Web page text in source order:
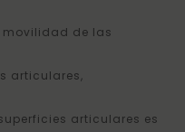
movilidad de las
articulares,
articulares es